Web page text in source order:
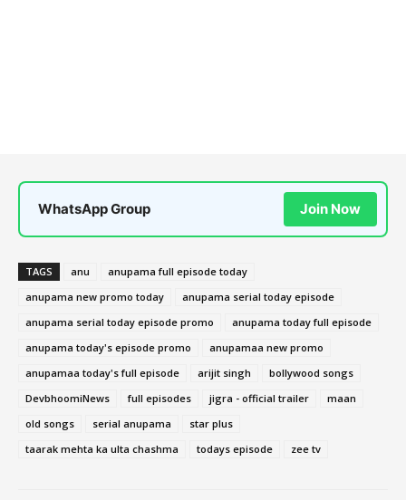
WhatsApp Group Join Now
TAGS anu
anupama full episode today
anupama new promo today
anupama serial today episode
anupama serial today episode promo
anupama today full episode
anupama today's episode promo
anupamaa new promo
anupamaa today's full episode
arijit singh
bollywood songs
DevbhoomiNews
full episodes jigra - official trailer
maan
old songs
serial anupama
star plus
taarak mehta ka ulta chashma
todays episode zee tv